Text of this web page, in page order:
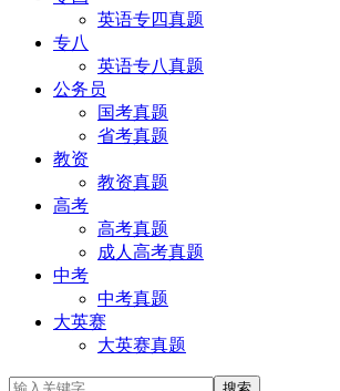
英语专四真题
专八
英语专八真题
公务员
国考真题
省考真题
教资
教资真题
高考
高考真题
成人高考真题
中考
中考真题
大英赛
大英赛真题